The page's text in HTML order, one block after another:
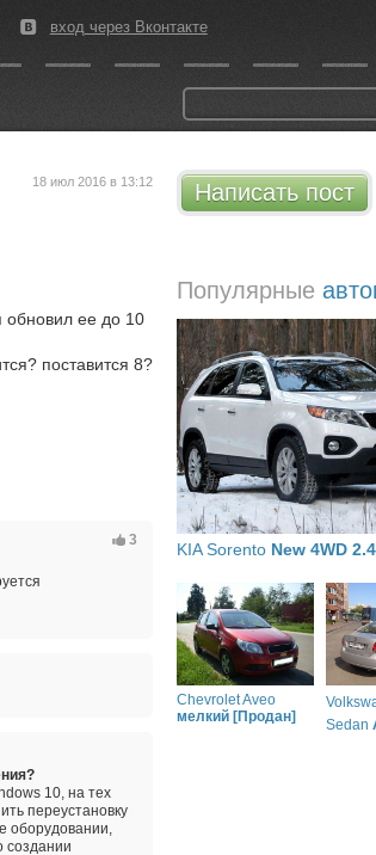
вход через Вконтакте
Написать пост
Популярные
KIA Sorento New 4WD 2.4
Chevrolet Aveo
мелкий [Продан]
Sedan
18 июл 2016 в 13:12
обновил ее до 10
поставится 8?
3
10, на тех
переустановку
оборудовании,
создании